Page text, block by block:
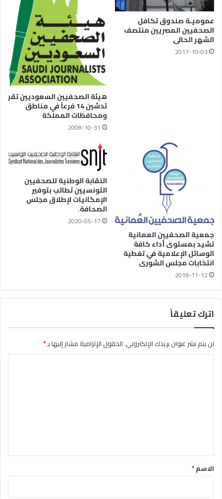
عموميـة صندوق تكافل
الصحفيين المصريين منتصف
الشهر الحالى
2017-10-03
هيئة الصحفيين السعوديين تقر
تدشين 14 فرعاً في مناطق
ومحافظات المملكة
2008-10-31
جمعية الصحفيين العمانية
تشيد بمستوى أداء كافة
الوسائل الإعلامية في تغطية
انتخابات مجلس الشورى
2019-11-12
النقابة الوطنية للصحفيين
التونسيين تطالب بتوفير
الإمكانيات لإطلاق مجلس
الصحافة.
2020-05-17
اترك تعليقاً
لن يتم نشر عنوان بريدك الإلكتروني.الحقول الإلزامية مشار إليها بـ*
*الاسم*